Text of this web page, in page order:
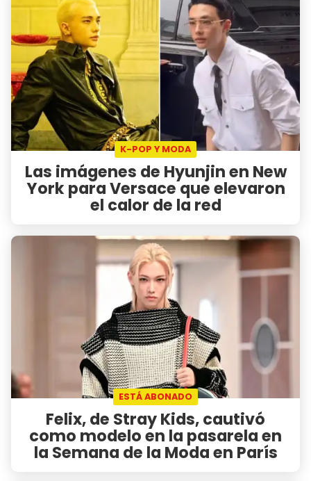
K-POP Y MODA
Las imágenes de Hyunjin en New
York para Versace que elevaron
el calor de la red
ESTÁ ABONADO
Felix, de Stray Kids, cautivó
como modelo en la pasarela en
la Semana de la Moda en París